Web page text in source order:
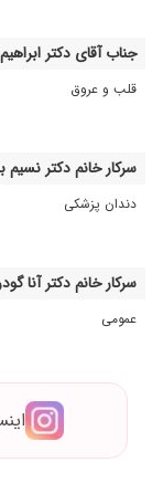
تشخیص
آقای دکتر
برای
بدلیل
دکتر
مراجعه
جناب آقای دکتر
قلب و عروق
سرکار خانم دکتر نسیم
دندان پزشکی
سرکار خانم دکتر آنا
عمومی